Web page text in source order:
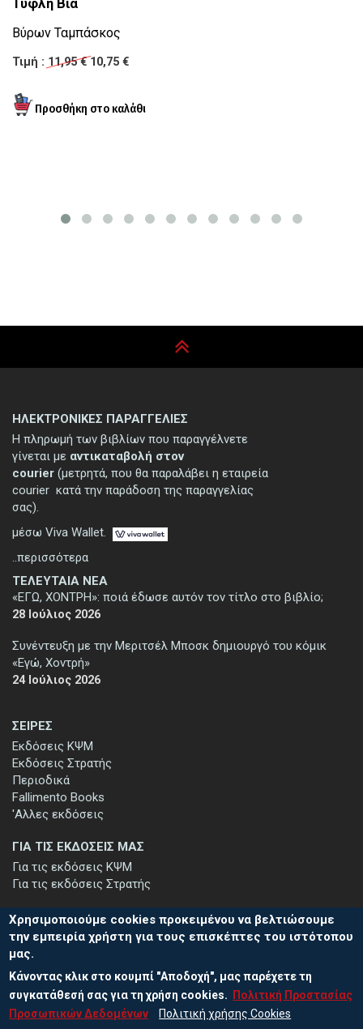
Τυφλή Βία
Βύρων Ταμπάσκος
Τιμή : 11,95 €10,75 €
ΣΕΙΡΕΣ
Εκδόσεις ΚΨΜ
Εκδόσεις Στρατής
Περιοδικά
Fallimento Books
'Αλλες εκδόσεις
ΤΕΛΕΥΤΑΙΑ ΝΕΑ
«ΕΓΩ, ΧΟΝΤΡΗ»: ποιά έδωσε αυτόν τον τίτλο στο βιβλίο;
28 Ιούλιος 2026
Συνέντευξη με την Μεριτσέλ Μποσκ δημιουργό του κόμικ
«Εγώ, Χοντρή»
24 Ιούλιος 2026
ΓΙΑ ΤΙΣ ΕΚΔΟΣΕΙΣ ΜΑΣ
Για τις εκδόσεις ΚΨΜ
Για τις εκδόσεις Στρατής
ΗΛΕΚΤΡΟΝΙΚΕΣ ΠΑΡΑΓΓΕΛΙΕΣ
Η πληρωμή των βιβλίων που παραγγέλνετε
γίνεται με αντικαταβολή στον
courier (μετρητά, που θα παραλάβει η εταιρεία
courier κατά την παράδοση της παραγγελίας
σας).
μέσω Viva Wallet.
..περισσότερα
ΕΓΓΡΑΦΗ ΣΤΟ ΕΝΗΜΕΡΩΤΙΚΟ ΔΕΛΤΙΟ
Μείνετε ενημερωμένοι για τις νέες εκδόσεις μας και τις εκδηλώσεις
μας - εγγραφείτε στο ενημερωτικό μας δελτίο.
Χρησιμοποιούμε cookies προκειμένου να βελτιώσουμε
την εμπειρία χρήστη για τους επισκέπτες του ιστότοπου
μας.
Κάνοντας κλικ στο κουμπί "Αποδοχή", μας παρέχετε τη
συγκατάθεσή σας για τη χρήση cookies.
Πολιτική Προστασίας
Προσωπικών Δεδομένων
Πολιτική χρήσης Cookies